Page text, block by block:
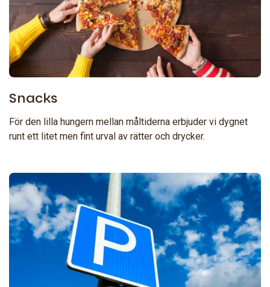
Snacks
För den lilla hungern mellan måltiderna erbjuder vi dygnet
runt ett litet men fint urval av rätter och drycker.